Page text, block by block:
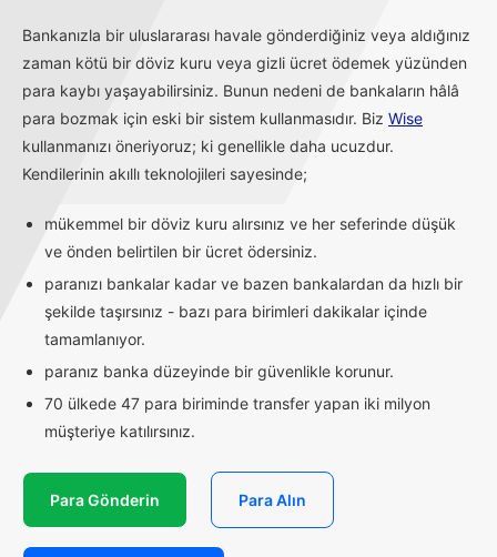
Bankanızla bir uluslararası havale gönderdiğiniz veya aldığınız
zaman kötü bir döviz kuru veya gizli ücret ödemek yüzünden
para kaybı yaşayabilirsiniz. Bunun nedeni de bankaların hâlâ
para bozmak için eski bir sistem kullanmasıdır. Biz Wise
kullanmanızı öneriyoruz; ki genellikle daha ucuzdur.
Kendilerinin akıllı teknolojileri sayesinde;
mükemmel bir döviz kuru alırsınız ve her seferinde düşük
ve önden belirtilen bir ücret ödersiniz.
paranızı bankalar kadar ve bazen bankalardan da hızlı bir
şekilde taşırsınız - bazı para birimleri dakikalar içinde
tamamlanıyor.
paranız banka düzeyinde bir güvenlikle korunur.
70 ülkede 47 para biriminde transfer yapan iki milyon
müşteriye katılırsınız.
Para Gönderin Para Alın